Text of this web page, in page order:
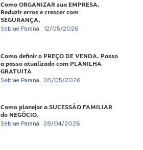
Como ORGANIZAR sua EMPRESA.
Reduzir erros e crescer com
SEGURANÇA.
Sebrae Paraná 12/05/2026
Como definir o PREÇO DE VENDA. Passo
a passo atualizado com PLANILHA
GRATUITA
Sebrae Paraná 05/05/2026
Como planejar a SUCESSÃO FAMILIAR
do NEGÓCIO.
Sebrae Paraná 28/04/2026